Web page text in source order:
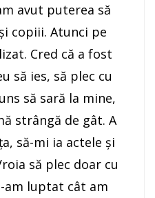
avut puterea să
copiii. Atunci pe
Cred că a fost
să ies, să plec cu
să sară la mine,
strângă de gât. A
să-mi ia actele şi
să plec doar cu
am luptat cât am